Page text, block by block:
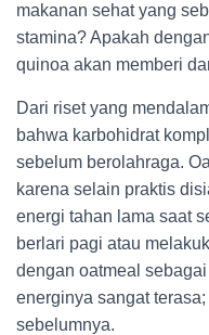
makanan sehat yang
stamina? Apakah
quinoa akan memberi
Dari riset yang
bahwa karbohidrat
sebelum berolahraga.
karena selain praktis
energi tahan lama saat
berlari pagi atau
dengan oatmeal
energinya sangat
sebelumnya.